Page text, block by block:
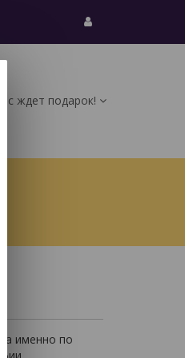
Вас ждет подарок!
именно по